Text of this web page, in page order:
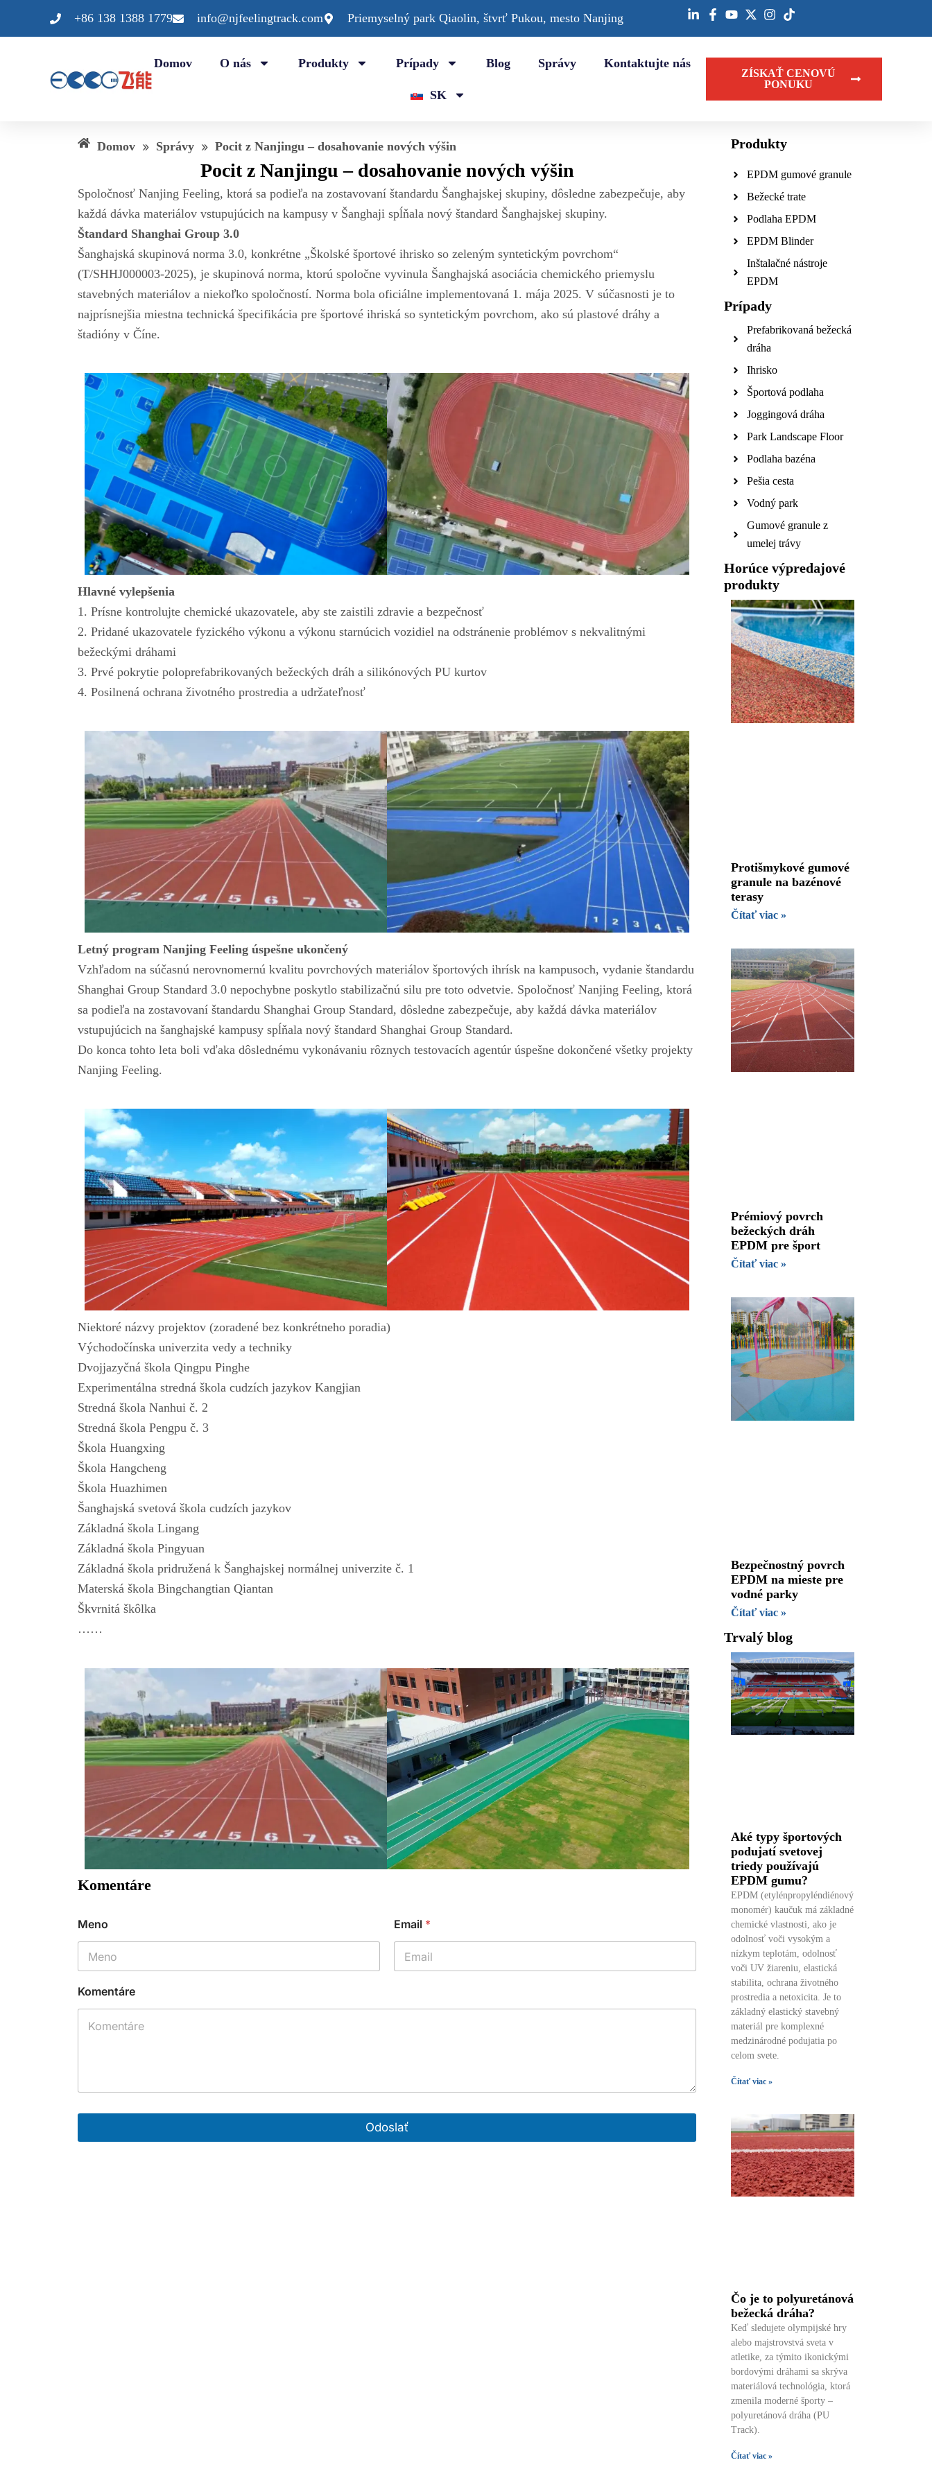
+86 138 1388 1779 info@njfeelingtrack.com Priemyselný park Qiaolin, štvrť Pukou, mesto Nanjing
Domov O nás Produkty Prípady Blog Správy Kontaktujte nás
SK
ZÍSKAŤ CENOVÚ
PONUKU
Domov » Správy » Pocit z Nanjingu – dosahovanie nových výšin
Pocit z Nanjingu – dosahovanie nových výšin
Spoločnosť Nanjing Feeling, ktorá sa podieľa na zostavovaní štandardu Šanghajskej skupiny, dôsledne zabezpečuje, aby
každá dávka materiálov vstupujúcich na kampusy v Šanghaji spĺňala nový štandard Šanghajskej skupiny.
Štandard Shanghai Group 3.0
Šanghajská skupinová norma 3.0, konkrétne „Školské športové ihrisko so zeleným syntetickým povrchom“
(T/SHHJ000003-2025), je skupinová norma, ktorú spoločne vyvinula Šanghajská asociácia chemického priemyslu
stavebných materiálov a niekoľko spoločností. Norma bola oficiálne implementovaná 1. mája 2025. V súčasnosti je to
najprísnejšia miestna technická špecifikácia pre športové ihriská so syntetickým povrchom, ako sú plastové dráhy a
štadióny v Číne.
Hlavné vylepšenia
1. Prísne kontrolujte chemické ukazovatele, aby ste zaistili zdravie a bezpečnosť
2. Pridané ukazovatele fyzického výkonu a výkonu starnúcich vozidiel na odstránenie problémov s nekvalitnými
bežeckými dráhami
3. Prvé pokrytie poloprefabrikovaných bežeckých dráh a silikónových PU kurtov
4. Posilnená ochrana životného prostredia a udržateľnosť
Letný program Nanjing Feeling úspešne ukončený
Vzhľadom na súčasnú nerovnomernú kvalitu povrchových materiálov športových ihrísk na kampusoch, vydanie štandardu
Shanghai Group Standard 3.0 nepochybne poskytlo stabilizačnú silu pre toto odvetvie. Spoločnosť Nanjing Feeling, ktorá
sa podieľa na zostavovaní štandardu Shanghai Group Standard, dôsledne zabezpečuje, aby každá dávka materiálov
vstupujúcich na šanghajské kampusy spĺňala nový štandard Shanghai Group Standard.
Do konca tohto leta boli vďaka dôslednému vykonávaniu rôznych testovacích agentúr úspešne dokončené všetky projekty
Nanjing Feeling.
Niektoré názvy projektov (zoradené bez konkrétneho poradia)
Východočínska univerzita vedy a techniky
Dvojjazyčná škola Qingpu Pinghe
Experimentálna stredná škola cudzích jazykov Kangjian
Stredná škola Nanhui č. 2
Stredná škola Pengpu č. 3
Škola Huangxing
Škola Hangcheng
Škola Huazhimen
Šanghajská svetová škola cudzích jazykov
Základná škola Lingang
Základná škola Pingyuan
Základná škola pridružená k Šanghajskej normálnej univerzite č. 1
Materská škola Bingchangtian Qiantan
Škvrnitá škôlka
……
Komentáre
Meno Email *
Komentáre
Odoslať
Produkty
EPDM gumové granule
Bežecké trate
Podlaha EPDM
EPDM Blinder
Inštalačné nástroje
EPDM
Prípady
Prefabrikovaná bežecká
dráha
Ihrisko
Športová podlaha
Joggingová dráha
Park Landscape Floor
Podlaha bazéna
Pešia cesta
Vodný park
Gumové granule z
umelej trávy
Horúce výpredajové
produkty
Protišmykové gumové
granule na bazénové
terasy
Čítať viac »
Prémiový povrch
bežeckých dráh
EPDM pre šport
Čítať viac »
Bezpečnostný povrch
EPDM na mieste pre
vodné parky
Čítať viac »
Trvalý blog
Aké typy športových
podujatí svetovej
triedy používajú
EPDM gumu?
EPDM (etylénpropyléndiénový
monomér) kaučuk má základné
chemické vlastnosti, ako je
odolnosť voči vysokým a
nízkym teplotám, odolnosť
voči UV žiareniu, elastická
stabilita, ochrana životného
prostredia a netoxicita. Je to
základný elastický stavebný
materiál pre komplexné
medzinárodné podujatia po
celom svete.
Čítať viac »
Čo je to polyuretánová
bežecká dráha?
Keď sledujete olympijské hry
alebo majstrovstvá sveta v
atletike, za týmito ikonickými
bordovými dráhami sa skrýva
materiálová technológia, ktorá
zmenila moderné športy –
polyuretánová dráha (PU
Track).
Čítať viac »